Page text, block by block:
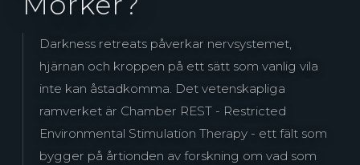
Darkness retreats påverkar nervsystemet,
hjärnan och kroppen på ett sätt som vanlig vila
inte kan åstadkomma. Det vetenskapliga
ramverket är Chamber REST - Restricted
Environmental Stimulation Therapy - ett fält som
bygger på årtionden av forskning om vad som